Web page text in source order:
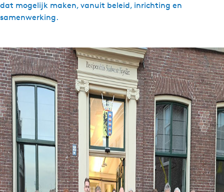
dat mogelijk maken, vanuit beleid, inrichting en
samenwerking.